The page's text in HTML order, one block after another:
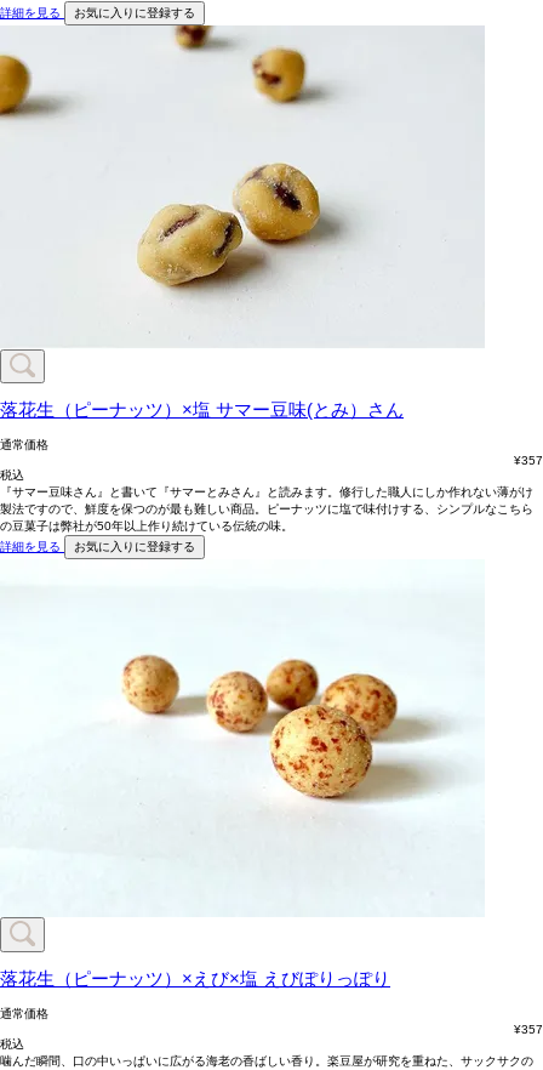
詳細を見る
お気に入りに登録する
落花生（ピーナッツ）×塩 サマー豆味(とみ）さん
通常価格
¥357
税込
『サマー豆味さん』と書いて『サマーとみさん』と読みます。修行した職人にしか作れない薄がけ
製法ですので、鮮度を保つのが最も難しい商品。ピーナッツに塩で味付けする、シンプルなこちら
の豆菓子は弊社が50年以上作り続けている伝統の味。
詳細を見る
お気に入りに登録する
落花生（ピーナッツ）×えび×塩 えびぽりっぽり
通常価格
¥357
税込
噛んだ瞬間、口の中いっぱいに広がる海老の香ばしい香り。楽豆屋が研究を重ねた、サックサクの